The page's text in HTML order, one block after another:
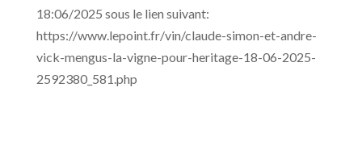
18:06/2025 sous le lien suivant:
https://www.lepoint.fr/vin/claude-simon-et-andre-
vick-mengus-la-vigne-pour-heritage-18-06-2025-
2592380_581.php